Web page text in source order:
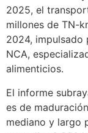
2025, el
millones de TN-
2024, impulsado
NCA,
alimenticios.
El informe
es de
mediano y largo